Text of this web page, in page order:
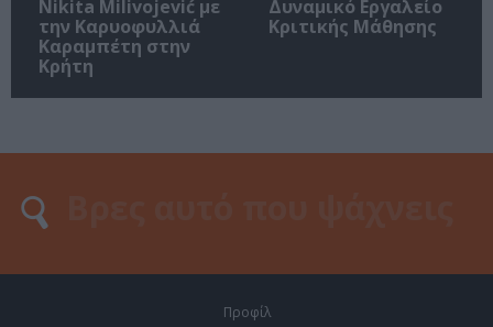
Nikita Milivojević με
την Καρυοφυλλιά
Καραμπέτη στην
Κρήτη
Δυναμικό Εργαλείο
Κριτικής Μάθησης
Προφίλ